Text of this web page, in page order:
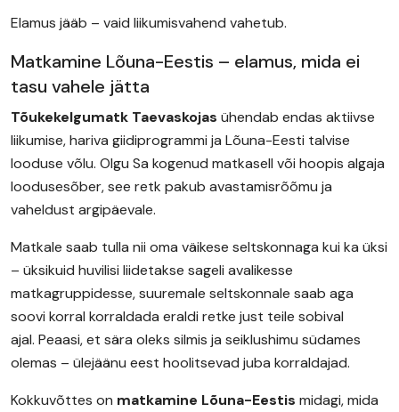
Elamus jääb – vaid liikumisvahend vahetub.
Matkamine Lõuna-Eestis – elamus, mida ei
tasu vahele jätta
Tõukekelgumatk Taevaskojas ühendab endas aktiivse
liikumise, hariva giidiprogrammi ja Lõuna-Eesti talvise
looduse võlu. Olgu Sa kogenud matkasell või hoopis algaja
loodusesõber, see retk pakub avastamisrõõmu ja
vaheldust argipäevale.
Matkale saab tulla nii oma väikese seltskonnaga kui ka üksi
– üksikuid huvilisi liidetakse sageli avalikesse
matkagruppidesse, suuremale seltskonnale saab aga
soovi korral korraldada eraldi retke just teile sobival
ajal. Peaasi, et sära oleks silmis ja seiklushimu südames
olemas – ülejäänu eest hoolitsevad juba korraldajad.
Kokkuvõttes on matkamine Lõuna-Eestis midagi, mida